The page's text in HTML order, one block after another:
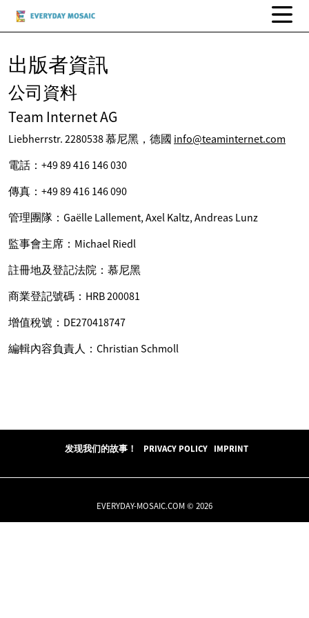
出版者資訊
公司資料
Team Internet AG
Liebherrstr. 2280538 慕尼黑，德國 info@teaminternet.com
電話：+49 89 416 146 030
傳真：+49 89 416 146 090
管理團隊：Gaëlle Lallement, Axel Kaltz, Andreas Lunz
監事會主席：Michael Riedl
註冊地及登記法院：慕尼黑
商業登記號碼：HRB 200081
增值稅號：DE270418747
編輯內容負責人：Christian Schmoll
发现我们的故事！ PRIVACY POLICY IMPRINT
EVERYDAY-MOSAIC.COM © 2026